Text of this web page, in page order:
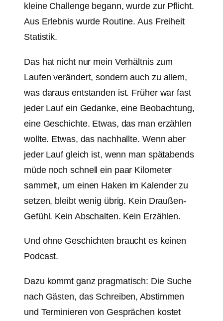
kleine Challenge begann, wurde zur Pflicht.
Aus Erlebnis wurde Routine. Aus Freiheit
Statistik.
Das hat nicht nur mein Verhältnis zum
Laufen verändert, sondern auch zu allem,
was daraus entstanden ist. Früher war fast
jeder Lauf ein Gedanke, eine Beobachtung,
eine Geschichte. Etwas, das man erzählen
wollte. Etwas, das nachhallte. Wenn aber
jeder Lauf gleich ist, wenn man spätabends
müde noch schnell ein paar Kilometer
sammelt, um einen Haken im Kalender zu
setzen, bleibt wenig übrig. Kein Draußen-
Gefühl. Kein Abschalten. Kein Erzählen.
Und ohne Geschichten braucht es keinen
Podcast.
Dazu kommt ganz pragmatisch: Die Suche
nach Gästen, das Schreiben, Abstimmen
und Terminieren von Gesprächen kostet